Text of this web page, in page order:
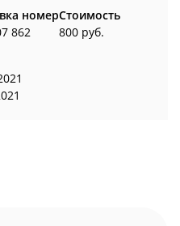
номер
862
Стоимость
800 руб.